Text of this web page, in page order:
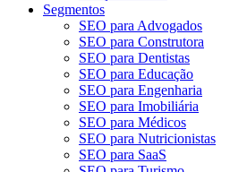
Segmentos
SEO para Advogados
SEO para Construtora
SEO para Dentistas
SEO para Educação
SEO para Engenharia
SEO para Imobiliária
SEO para Médicos
SEO para Nutricionistas
SEO para SaaS